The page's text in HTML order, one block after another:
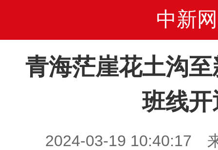
中新网
青海茫崖花土沟
班线开
2024-03-19 10:40:17